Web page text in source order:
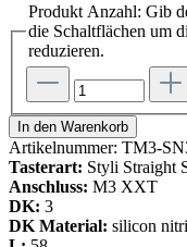
Produkt Anzahl: Gib
die Schaltflächen um
reduzieren.
In den Warenkorb
Artikelnummer: TM3-
Tasterart: Styli Straight
Anschluss: M3 XXT
DK: 3
DK Material: silicon